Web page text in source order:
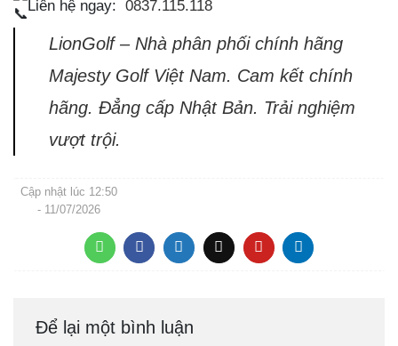
Liên hệ ngay: 0837.115.118
LionGolf – Nhà phân phối chính hãng
Majesty Golf Việt Nam. Cam kết chính
hãng. Đẳng cấp Nhật Bản. Trải nghiệm
vượt trội.
Cập nhật lúc 12:50
- 11/07/2026
Để lại một bình luận